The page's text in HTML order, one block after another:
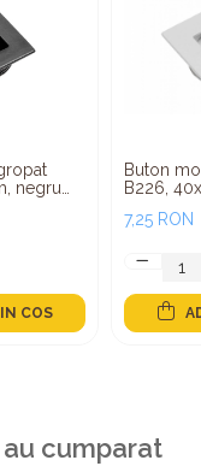
negru
COS
Buton
B226,
7,25 RON
cumparat